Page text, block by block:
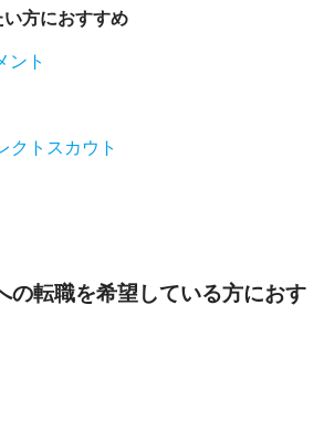
方におすすめ
ント
クトスカウト
の転職を希望している方におす